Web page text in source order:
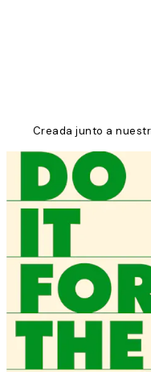
Creada junto a